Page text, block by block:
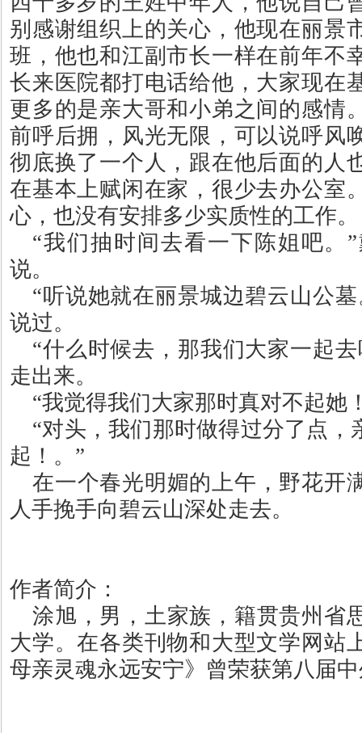
别感谢组织上的关心，他现在丽景
班，他也和江副市长一样在前年不
长来医院都打电话给他，大家现在
更多的是亲大哥和小弟之间的感情
前呼后拥，风光无限，可以说呼风
彻底换了一个人，跟在他后面的人
在基本上赋闲在家，很少去办公室
心，也没有安排多少实质性的工作。
“我们抽时间去看一下陈姐吧。 ”
说。
“听说她就在丽景城边碧云山公
说过。
“什么时候去，那我们大家一起
走出来。
“我觉得我们大家那时真对不起她
“对头，我们那时做得过分了点，
起！。 ”
在一个春光明媚的上午，野花开
人手挽手向碧云山深处走去。
作者简介：
涂旭，男，土家族，籍贯贵州省
大学。在各类刊物和大型文学网站
母亲灵魂永远安宁》曾荣获第八届